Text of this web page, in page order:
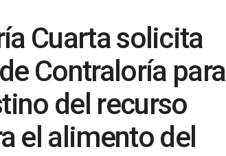
Cuarta solicita
Contraloría para
del recurso
el alimento del